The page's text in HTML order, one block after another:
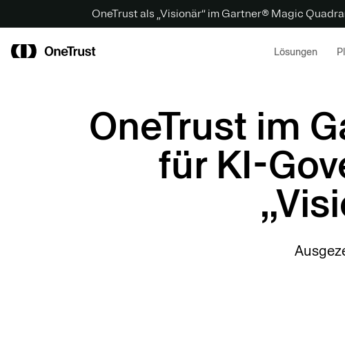
OneTrust als „Visionär“ im Gartner® Magic
Lösungen
OneTrust im
für KI-